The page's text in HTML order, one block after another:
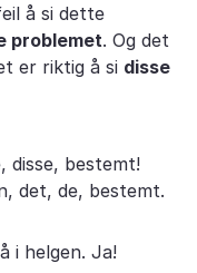
å si dette
problemet. Og det
er riktig å si disse
disse, bestemt!
det, de, bestemt.
i helgen. Ja!